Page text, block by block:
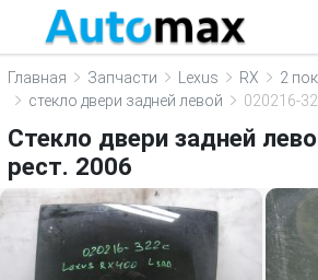
Главная Запчасти Lexus RX
2
стекло двери задней левой
020216-
Стекло двери задней
рест. 2006